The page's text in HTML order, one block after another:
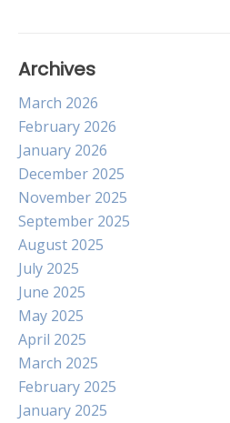
Archives
March 2026
February 2026
January 2026
December 2025
November 2025
September 2025
August 2025
July 2025
June 2025
May 2025
April 2025
March 2025
February 2025
January 2025